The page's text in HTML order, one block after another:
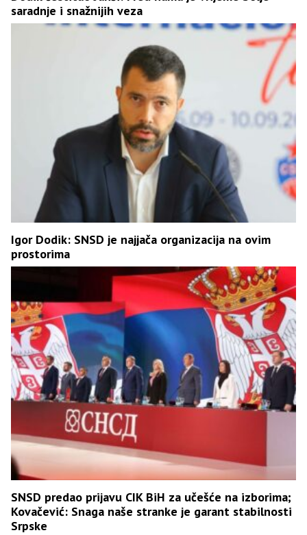
saradnje i snažnijih veza
Igor Dodik: SNSD je najjača organizacija na ovim
prostorima
SNSD predao prijavu CIK BiH za učešće na izborima;
Kovačević: Snaga naše stranke je garant stabilnosti
Srpske